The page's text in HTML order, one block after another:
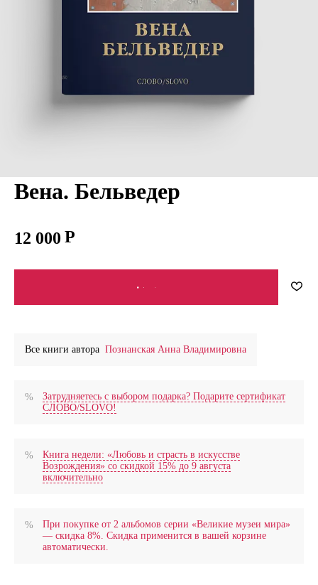
Вена. Бельведер
12 000
В КОРЗИНУ
Все книги автора Познанская Анна Владимировна
Затрудняетесь с выбором подарка? Подарите сертификат
СЛОВО/SLOVO!
Книга недели: «Любовь и страсть в искусстве
Возрождения» со скидкой 15% до 9 августа
включительно
При покупке от 2 альбомов серии «Великие музеи мира»
— скидка 8%. Скидка применится в вашей корзине
автоматически.